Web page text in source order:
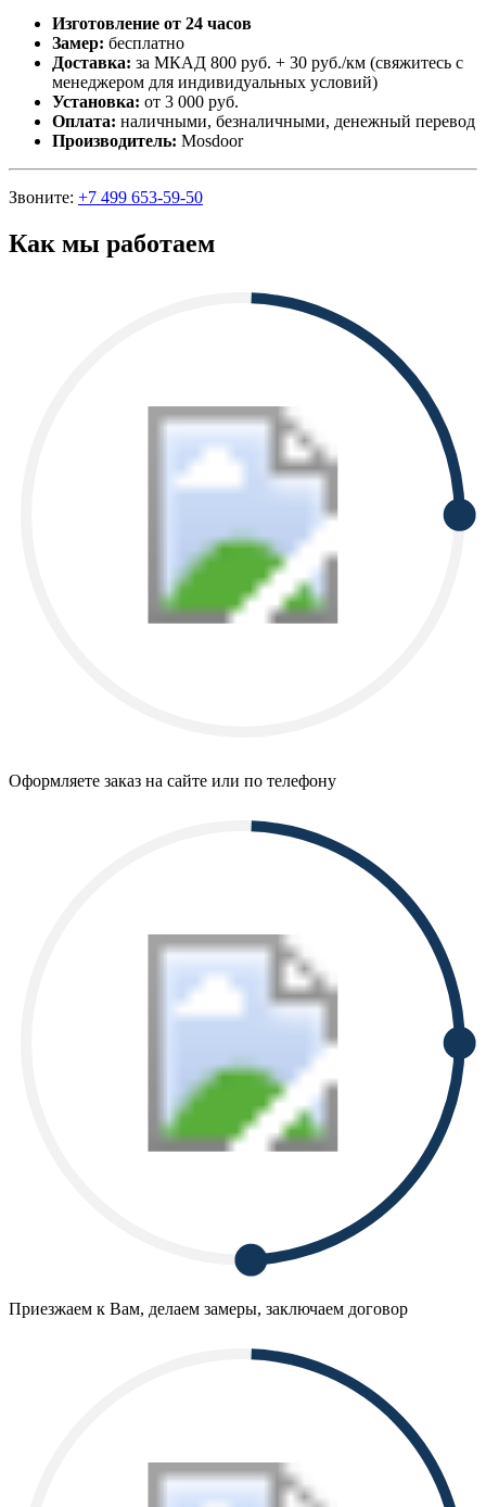
Изготовление от 24 часов
Замер: бесплатно
Доставка: за МКАД 800 руб. + 30 руб./км (свяжитесь с
менеджером для индивидуальных условий)
Установка: от 3 000 руб.
Оплата: наличными, безналичными, денежный перевод
Производитель: Mosdoor
Звоните: +7 499 653-59-50
Как мы работаем
Оформляете заказ на сайте или по телефону
Приезжаем к Вам, делаем замеры, заключаем договор